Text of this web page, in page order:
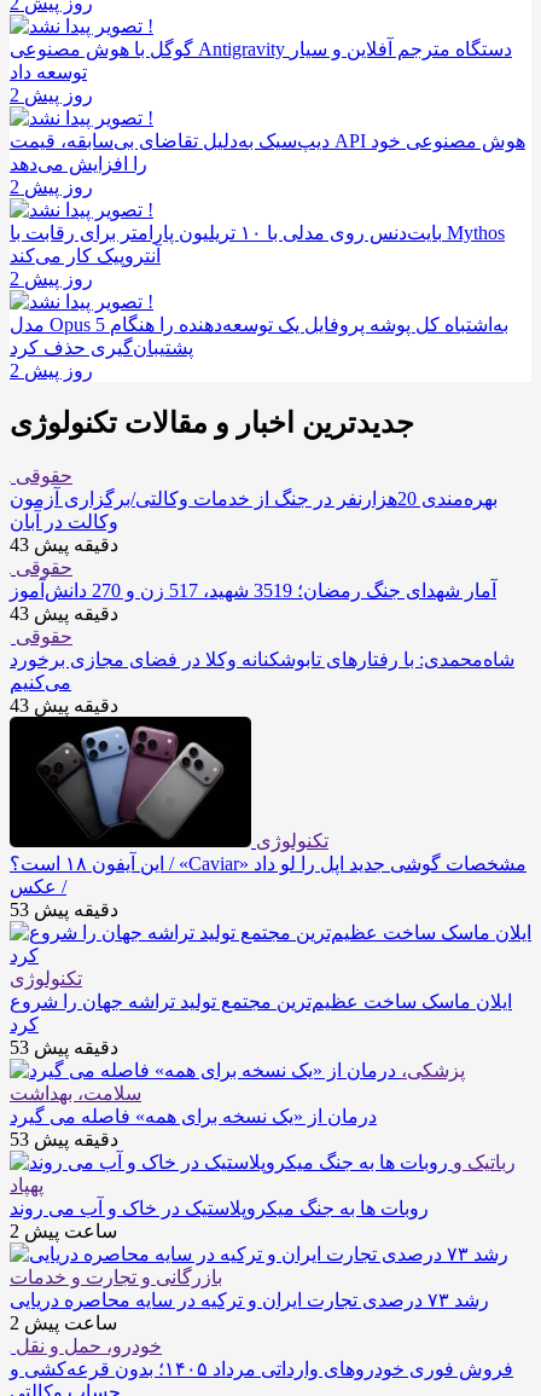
گوگل با هوش مصنوعی Antigravity دستگاه مترجم آفلاین و سیار
توسعه داد
2 روز پیش
دیپ‌سیک به‌دلیل تقاضای بی‌سابقه، قیمت API هوش مصنوعی خود
را افزایش می‌دهد
2 روز پیش
بایت‌دنس روی مدلی با ۱۰ تریلیون پارامتر برای رقابت با Mythos
آنتروپیک کار می‌کند
2 روز پیش
مدل Opus 5 به‌اشتباه کل پوشه پروفایل یک توسعه‌دهنده را هنگام
پشتیبان‌گیری حذف کرد
2 روز پیش
جدیدترین اخبار و مقالات تکنولوژی
حقوقی
بهره‌مندی 20هزارنفر در جنگ از خدمات وکالتی/برگزاری آزمون
وکالت در آبان
43 دقیقه پیش
حقوقی
آمار شهدای جنگ رمضان؛ 3519 شهید، 517 زن و 270 دانش‌آموز
43 دقیقه پیش
حقوقی
شاه‌محمدی: با رفتارهای تابوشکنانه وکلا در فضای مجازی برخورد
می‌کنیم
43 دقیقه پیش
تکنولوژی
این آیفون ۱۸ است؟ / «Caviar» مشخصات گوشی جدید اپل را لو داد
/ عکس
53 دقیقه پیش
تکنولوژی
ایلان ماسک ساخت عظیم‌ترین مجتمع تولید تراشه جهان را شروع
کرد
53 دقیقه پیش
پزشکی،
سلامت، بهداشت
درمان از «یک نسخه برای همه» فاصله می گیرد
53 دقیقه پیش
رباتیک و
پهپاد
روبات ها به جنگ میکروپلاستیک در خاک و آب می روند
2 ساعت پیش
بازرگانی و تجارت و خدمات
رشد ۷۳ درصدی تجارت ایران و ترکیه در سایه محاصره دریایی
2 ساعت پیش
خودرو، حمل و نقل
فروش فوری خودروهای وارداتی مرداد ۱۴۰۵؛ بدون قرعه‌کشی و
حساب وکالتی